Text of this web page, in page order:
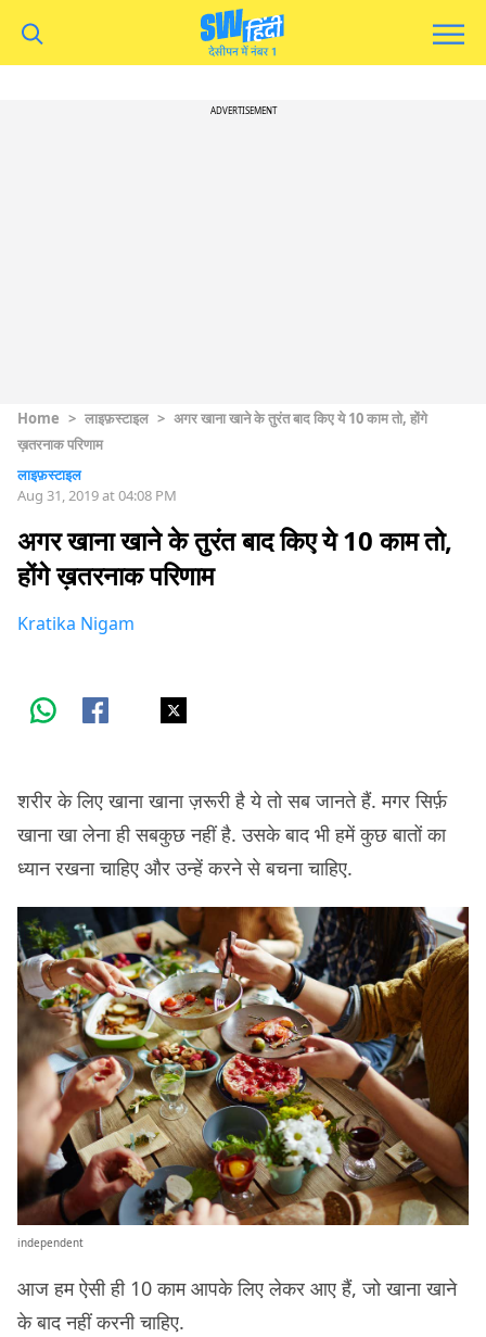
ADVERTISEMENT
Home > लाइफ़स्टाइल > अगर खाना खाने के तुरंत बाद किए ये 10 काम तो, होंगे
ख़तरनाक परिणाम
लाइफ़स्टाइल
Aug 31, 2019 at 04:08 PM
अगर खाना खाने के तुरंत बाद किए ये 10 काम तो,
होंगे ख़तरनाक परिणाम
Kratika Nigam
शरीर के लिए खाना खाना ज़रूरी है ये तो सब जानते हैं. मगर सिर्फ़
खाना खा लेना ही सबकुछ नहीं है. उसके बाद भी हमें कुछ बातों का
ध्यान रखना चाहिए और उन्हें करने से बचना चाहिए.
independent
आज हम ऐसी ही 10 काम आपके लिए लेकर आए हैं, जो खाना खाने
के बाद नहीं करनी चाहिए.